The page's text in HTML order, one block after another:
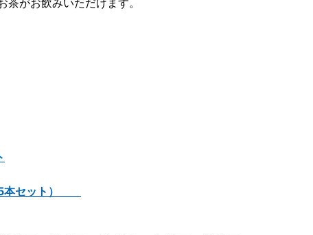
がお飲みいただけます。
本セット）